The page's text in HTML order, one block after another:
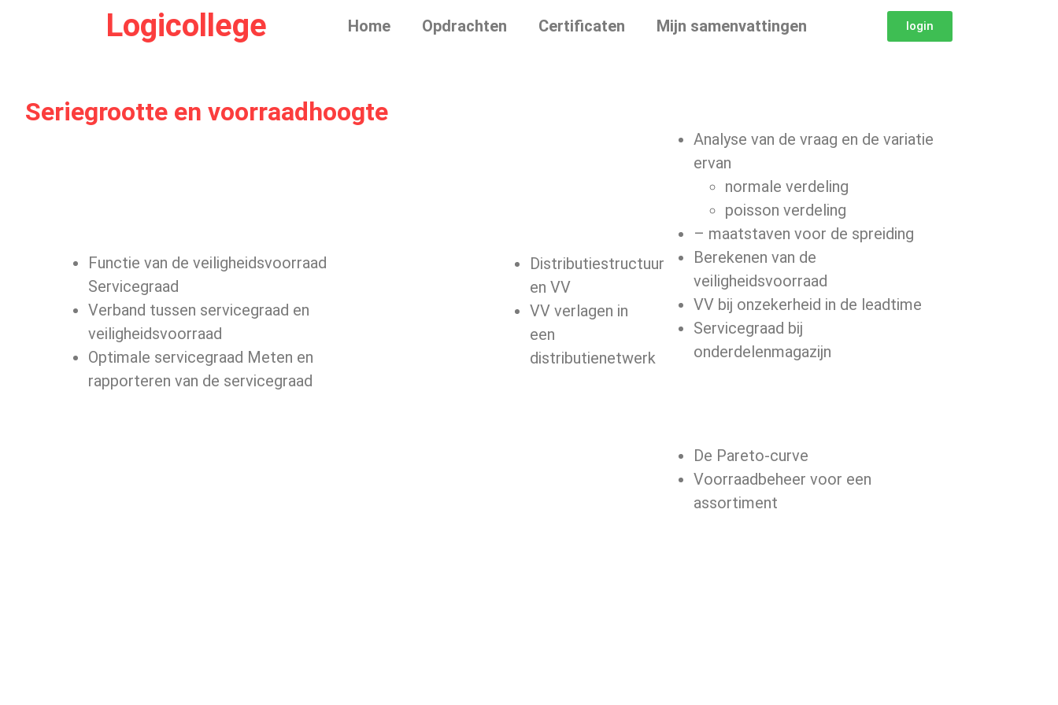
Logicollege Home Opdrachten Certificaten Mijn samenvattingen login
Seriegrootte en voorraadhoogte
Functie van de veiligheidsvoorraad
Servicegraad
Verband tussen servicegraad en
veiligheidsvoorraad
Optimale servicegraad Meten en
rapporteren van de servicegraad
Distributiestructuur
en VV
VV verlagen in
een
distributienetwerk
Analyse van de vraag en de variatie
ervan
normale verdeling
poisson verdeling
– maatstaven voor de spreiding
Berekenen van de
veiligheidsvoorraad
VV bij onzekerheid in de leadtime
Servicegraad bij
onderdelenmagazijn
De Pareto-curve
Voorraadbeheer voor een
assortiment